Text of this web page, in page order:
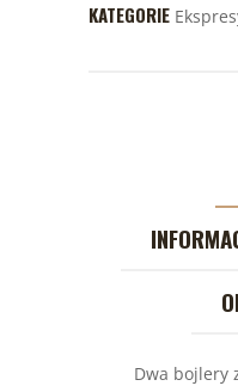
KATEGORIE
Dwa bojlery